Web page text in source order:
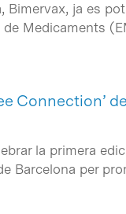
Bimervax, ja es
de Medicaments
Connection’
la primera
Barcelona per